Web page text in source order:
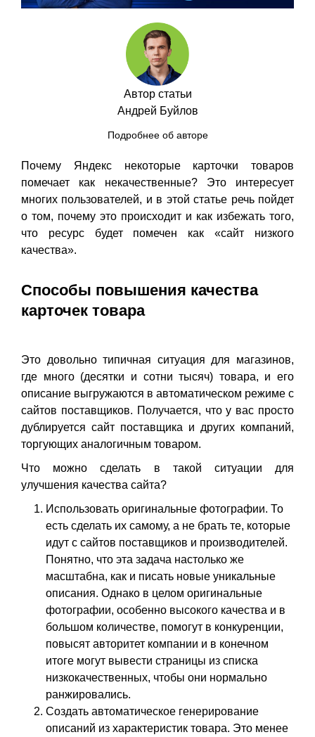
Автор статьи
Андрей Буйлов
Подробнее об авторе
Почему Яндекс некоторые карточки товаров
помечает как некачественные? Это интересует
многих пользователей, и в этой статье речь пойдет
о том, почему это происходит и как избежать того,
что ресурс будет помечен как «сайт низкого
качества».
Способы повышения качества
карточек товара
Это довольно типичная ситуация для магазинов,
где много (десятки и сотни тысяч) товара, и его
описание выгружаются в автоматическом режиме с
сайтов поставщиков. Получается, что у вас просто
дублируется сайт поставщика и других компаний,
торгующих аналогичным товаром.
Что можно сделать в такой ситуации для
улучшения качества сайта?
Использовать оригинальные фотографии. То
есть сделать их самому, а не брать те, которые
идут с сайтов поставщиков и производителей.
Понятно, что эта задача настолько же
масштабна, как и писать новые уникальные
описания. Однако в целом оригинальные
фотографии, особенно высокого качества и в
большом количестве, помогут в конкуренции,
повысят авторитет компании и в конечном
итоге могут вывести страницы из списка
низкокачественных, чтобы они нормально
ранжировались.
Создать автоматическое генерирование
описаний из характеристик товара. Это менее